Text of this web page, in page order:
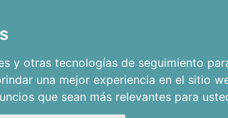
y otras tecnologías de seguimiento
una mejor experiencia en el sitio
que sean más relevantes para